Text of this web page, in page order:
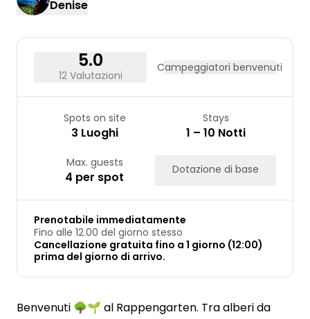
24
25
Denise
5.0
12 Valutazioni
Campeggiatori benvenuti
Spots on site
3 Luoghi
Stays
1 – 10 Notti
Max. guests
4 per spot Dotazione di base
Prenotabile immediatamente
Fino alle 12.00 del giorno stesso
Cancellazione gratuita fino a 1 giorno (12:00)
prima del giorno di arrivo.
Benvenuti 🌳🌱 al Rappengarten. Tra alberi da